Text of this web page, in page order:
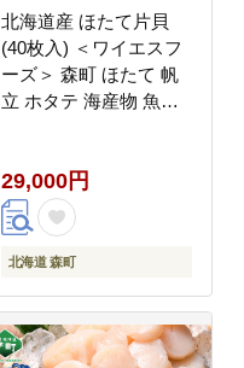
北海道産 ほたて片貝
(40枚入) ＜ワイエスフ
ーズ＞ 森町 ほたて 帆
立 ホタテ 海産物 魚貝
29,000円
北海道 森町